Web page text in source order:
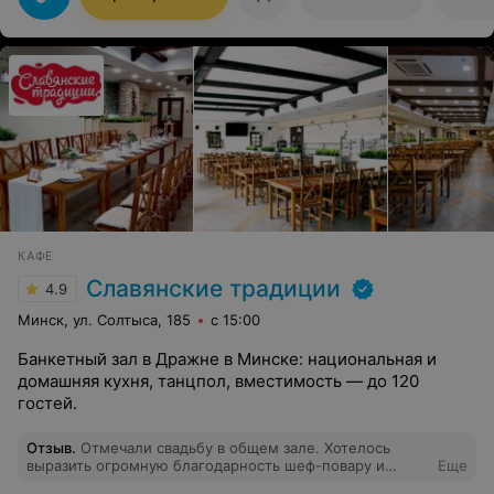
КАФЕ
4.9 Славянские традиции
Минск, ул. Солтыса, 185 с 15:00
Банкетный зал в Дражне в Минске: национальная и
домашняя кухня, танцпол, вместимость — до 120
гостей.
Отзыв. Отмечали свадьбу в общем зале. Хотелось
выразить огромную благодарность шеф-повару и
Еще